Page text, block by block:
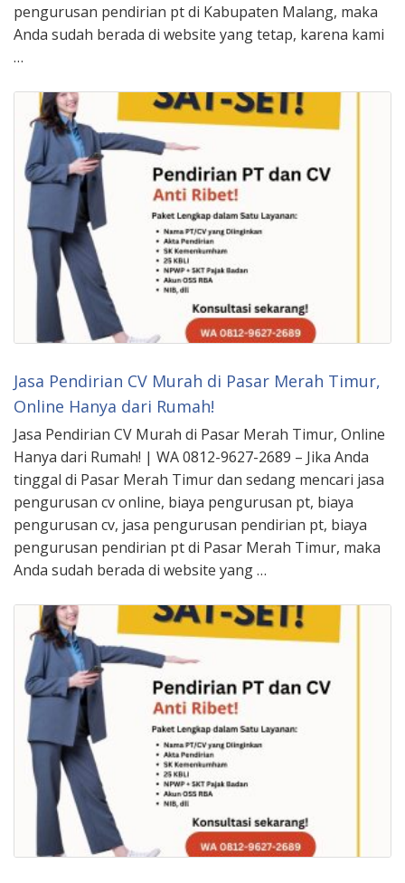
pengurusan pendirian pt di Kabupaten Malang, maka
Anda sudah berada di website yang tetap, karena kami
…
Jasa Pendirian CV Murah di Pasar Merah Timur,
Online Hanya dari Rumah!
Jasa Pendirian CV Murah di Pasar Merah Timur, Online
Hanya dari Rumah! | WA 0812-9627-2689 – Jika Anda
tinggal di Pasar Merah Timur dan sedang mencari jasa
pengurusan cv online, biaya pengurusan pt, biaya
pengurusan cv, jasa pengurusan pendirian pt, biaya
pengurusan pendirian pt di Pasar Merah Timur, maka
Anda sudah berada di website yang …